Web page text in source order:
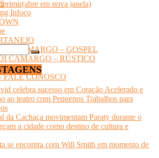
Infoco
CAMARGO – GOSPEL
CAMARGO – RÚSTICO
FALE CONOSCO
em nova janela)
celebra sucesso em Coração Acelerado e
ao teatro com Pequenos Trabalhos para
da Cachaça movimentam Paraty durante o
a cidade como destino de cultura e
se encontra com Will Smith em momento de